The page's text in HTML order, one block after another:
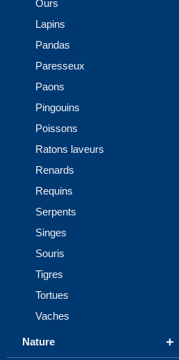
Ours
Lapins
Pandas
Paresseux
Paons
Pingouins
Poissons
Ratons laveurs
Renards
Requins
Serpents
Singes
Souris
Tigres
Tortues
Vaches
+
Nature